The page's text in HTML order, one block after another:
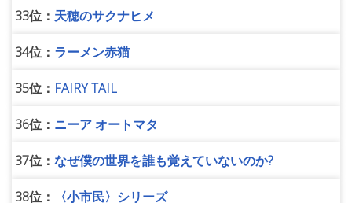
33位： 天穂のサクナヒメ
34位： ラーメン赤猫
35位： FAIRY TAIL
36位： ニーア オートマタ
37位： なぜ僕の世界を誰も覚えていないのか?
38位： 〈小市民〉シリーズ